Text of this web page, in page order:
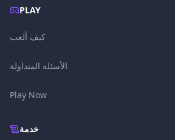
PLAY
كيف ألعب
الأسئلة المتداولة
Play Now
خدمة